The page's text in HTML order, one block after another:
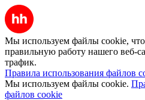
Мы используем файлы cookie,
правильную работу нашего веб-
трафик.
Правила использования файлов
Мы используем файлы cookie.
файлов cookie